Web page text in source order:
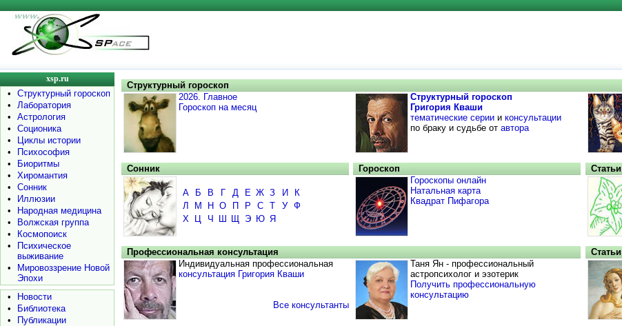
xsp.ru
•
Структурный гороскоп
•
Лаборатория
•
Астрология
•
Соционика
•
Циклы истории
•
Психософия
•
Биоритмы
•
Хиромантия
•
Сонник
•
Иллюзии
•
Народная медицина
•
Волжская группа
•
Космопоиск
•
Психическое
выживание
•
Мировоззрение Новой
Эпохи
•
Новости
•
Библиотека
•
Публикации
Структурный гороскоп
2026. Главное
Гороскоп на месяц
Структурный гороскоп
Григория Кваши
тематические серии и консультации
по браку и судьбе от автора
Сонник Гороскоп Статьи
А Б В Г Д Е Ж З И
К
Л
М Н О П Р С Т У Ф
Х
Ц Ч Ш Щ Э Ю Я
Гороскопы онлайн
Натальная карта
Квадрат Пифагора
Профессиональная консультация
Статьи
Индивидуальная профессиональная
консультация Григория Кваши
Все консультанты
Таня Ян - профессиональный
астропсихолог и эзотерик
Получить профессиональную
консультацию